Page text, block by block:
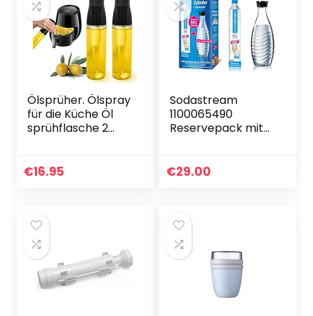
Ölsprüher. Ölspray
für die Küche Öl
sprühflasche 2
Öilspender für
€16.95
Sodastream
1100065490
Reservepack mit
Glaskaraffe
€29.00